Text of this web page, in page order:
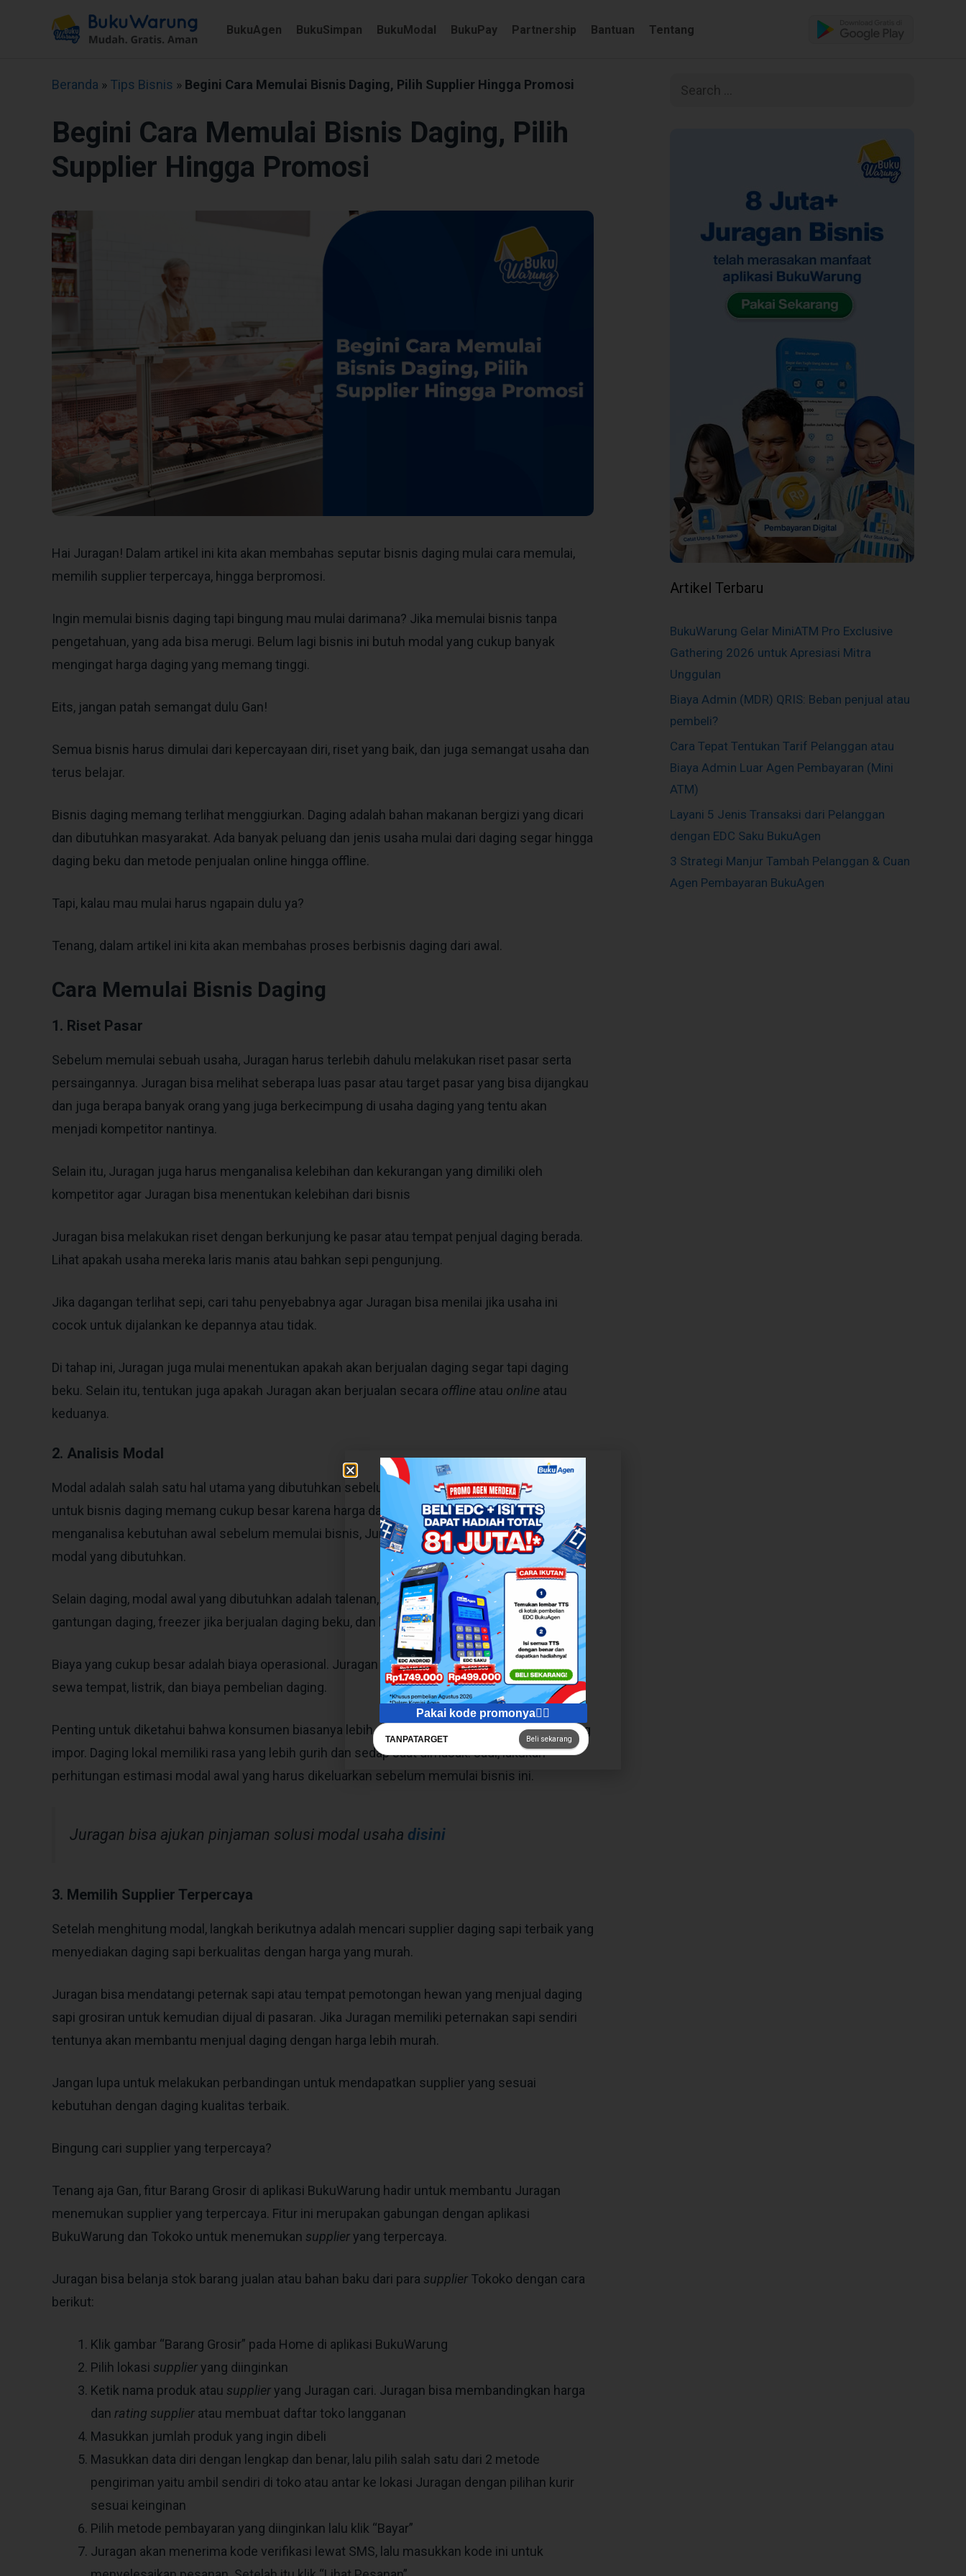
BukuAgen BukuSimpan BukuModal BukuPay Partnership Bantuan Tentang
Beranda » Tips Bisnis » Begini Cara Memulai Bisnis Daging, Pilih Supplier Hingga Promosi
Begini Cara Memulai Bisnis Daging, Pilih
Supplier Hingga Promosi
Hai Juragan! Dalam artikel ini kita akan membahas seputar bisnis daging mulai cara memulai,
memilih supplier terpercaya, hingga berpromosi.
Ingin memulai bisnis daging tapi bingung mau mulai darimana? Jika memulai bisnis tanpa
pengetahuan, yang ada bisa merugi. Belum lagi bisnis ini butuh modal yang cukup banyak
mengingat harga daging yang memang tinggi.
Eits, jangan patah semangat dulu Gan!
Semua bisnis harus dimulai dari kepercayaan diri, riset yang baik, dan juga semangat usaha dan
terus belajar.
Bisnis daging memang terlihat menggiurkan. Daging adalah bahan makanan bergizi yang dicari
dan dibutuhkan masyarakat. Ada banyak peluang dan jenis usaha mulai dari daging segar hingga
daging beku dan metode penjualan online hingga offline.
Tapi, kalau mau mulai harus ngapain dulu ya?
Tenang, dalam artikel ini kita akan membahas proses berbisnis daging dari awal.
Cara Memulai Bisnis Daging
1. Riset Pasar
Sebelum memulai sebuah usaha, Juragan harus terlebih dahulu melakukan riset pasar serta
persaingannya. Juragan bisa melihat seberapa luas pasar atau target pasar yang bisa dijangkau
dan juga berapa banyak orang yang juga berkecimpung di usaha daging yang tentu akan
menjadi kompetitor nantinya.
Selain itu, Juragan juga harus menganalisa kelebihan dan kekurangan yang dimiliki oleh
kompetitor agar Juragan bisa menentukan kelebihan dari bisnis
Juragan bisa melakukan riset dengan berkunjung ke pasar atau tempat penjual daging berada.
Lihat apakah usaha mereka laris manis atau bahkan sepi pengunjung.
Jika dagangan terlihat sepi, cari tahu penyebabnya agar Juragan bisa menilai jika usaha ini
cocok untuk dijalankan ke depannya atau tidak.
Di tahap ini, Juragan juga mulai menentukan apakah akan berjualan daging segar tapi daging
beku. Selain itu, tentukan juga apakah Juragan akan berjualan secara offline atau online atau
keduanya.
2. Analisis Modal
Modal adalah salah satu hal utama yang dibutuhkan sebelum memulai sebuah usaha. Modal
untuk bisnis daging memang cukup besar karena harga daging yang mahal. Tapi, dengan
menganalisa kebutuhan awal sebelum memulai bisnis, Juragan bisa menentukan besaran
modal yang dibutuhkan.
Selain daging, modal awal yang dibutuhkan adalah talenan, pisau pemotong daging, celemek,
gantungan daging, freezer jika berjualan daging beku, dan lainnya.
Biaya yang cukup besar adalah biaya operasional. Juragan perlu mengeluarkan biaya untuk
sewa tempat, listrik, dan biaya pembelian daging.
Penting untuk diketahui bahwa konsumen biasanya lebih memilih daging lokal dibanding daging
impor. Daging lokal memiliki rasa yang lebih gurih dan sedap saat dimasak. Jadi, lakukan
perhitungan estimasi modal awal yang harus dikeluarkan sebelum memulai bisnis ini.
Juragan bisa ajukan pinjaman solusi modal usaha disini
3. Memilih Supplier Terpercaya
Setelah menghitung modal, langkah berikutnya adalah mencari supplier daging sapi terbaik yang
menyediakan daging sapi berkualitas dengan harga yang murah.
Juragan bisa mendatangi peternak sapi atau tempat pemotongan hewan yang menjual daging
sapi grosiran untuk kemudian dijual di pasaran. Jika Juragan memiliki peternakan sapi sendiri
tentunya akan membantu menjual daging dengan harga lebih murah.
Jangan lupa untuk melakukan perbandingan untuk mendapatkan supplier yang sesuai
kebutuhan dengan daging kualitas terbaik.
Bingung cari supplier yang terpercaya?
Tenang aja Gan, fitur Barang Grosir di aplikasi BukuWarung hadir untuk membantu Juragan
menemukan supplier yang terpercaya. Fitur ini merupakan gabungan dengan aplikasi
BukuWarung dan Tokoko untuk menemukan supplieryang terpercaya.
Juragan bisa belanja stok barang jualan atau bahan baku dari para supplier Tokoko dengan cara
berikut:
Klik gambar “Barang Grosir” pada Home di aplikasi BukuWarung
Pilih lokasi supplieryang diinginkan
Ketik nama produk atau supplieryang Juragan cari. Juragan bisa membandingkan harga
dan rating supplier atau membuat daftar toko langganan
Masukkan jumlah produk yang ingin dibeli
Masukkan data diri dengan lengkap dan benar, lalu pilih salah satu dari 2 metode
pengiriman yaitu ambil sendiri di toko atau antar ke lokasi Juragan dengan pilihan kurir
sesuai keinginan
Pilih metode pembayaran yang diinginkan lalu klik “Bayar”
Juragan akan menerima kode verifikasi lewat SMS, lalu masukkan kode ini untuk
Artikel Terbaru
BukuWarung Gelar MiniATM Pro Exclusive
Gathering 2026 untuk Apresiasi Mitra
Unggulan
Biaya Admin (MDR) QRIS: Beban penjual atau
pembeli?
Cara Tepat Tentukan Tarif Pelanggan atau
Biaya Admin Luar Agen Pembayaran (Mini
ATM)
Layani 5 Jenis Transaksi dari Pelanggan
dengan EDC Saku BukuAgen
3 Strategi Manjur Tambah Pelanggan & Cuan
Agen Pembayaran BukuAgen
Pakai kode promonya👇🏻
TANPATARGET Beli sekarang